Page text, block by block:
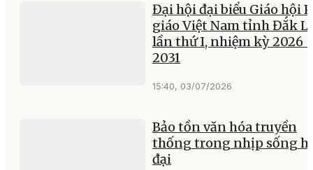
Đại hội đại biểu Giáo hội
giáo Việt Nam tỉnh Đắk
lần thứ I, nhiệm kỳ 2026 -
2031
15:40, 03/07/2026
Bảo tồn văn hóa truyền
thống trong nhịp sống
đại